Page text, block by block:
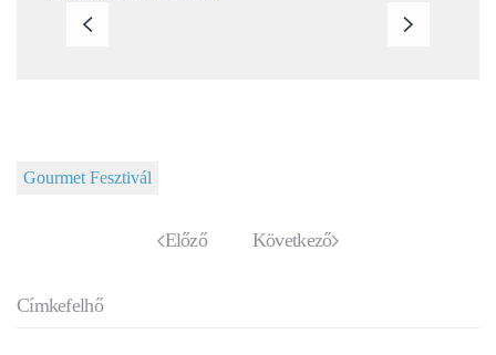
Gourmet Fesztivál
Előző Következő
Címkefelhő